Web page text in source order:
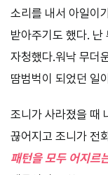
소리를 내서 아일이
받아주기도 했다. 난
자청했다.워낙 무더
땀범벅이 되었던 일
조니가 사라졌을 때
끊어지고 조니가 전
패턴을 모두 어지르